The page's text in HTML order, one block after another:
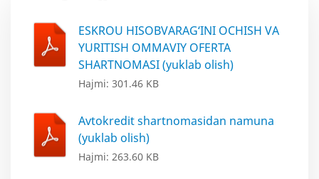
ESKROU HISOBVARAG‘INI OCHISH VA
YURITISH OMMAVIY OFERTA
SHARTNOMASI (yuklab olish)
Hajmi: 301.46 KB
Avtokredit shartnomasidan namuna
(yuklab olish)
Hajmi: 263.60 KB